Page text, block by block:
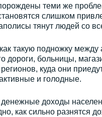
теми же
слишком
тянут людей со
такую подножку между
дороги, больницы,
куда они
и голодные.
доходы
как сильно разнятся